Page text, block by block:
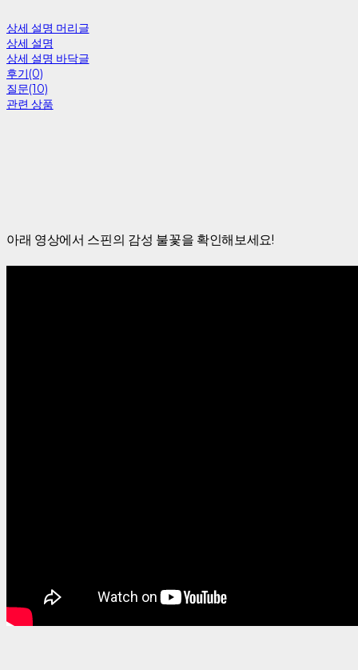
상세 설명 머리글
상세 설명
상세 설명 바닥글
후기(0)
질문(10)
관련 상품
아래 영상에서 스핀의 감성 불꽃을 확인해보세요!